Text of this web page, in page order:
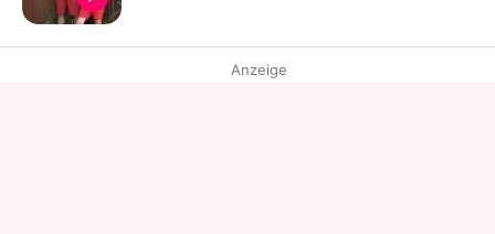
Anzeige